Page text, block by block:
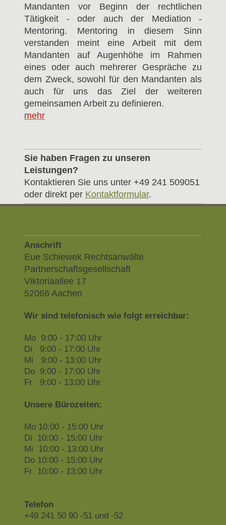
Mandanten vor Beginn der rechtlichen
Tätigkeit - oder auch der Mediation -
Mentoring. Mentoring in diesem Sinn
verstanden meint eine Arbeit mit dem
Mandanten auf Augenhöhe im Rahmen
eines oder auch mehrerer Gespräche zu
dem Zweck, sowohl für den Mandanten als
auch für uns das Ziel der weiteren
gemeinsamen Arbeit zu definieren.
mehr
Sie haben Fragen zu unseren
Leistungen?
Kontaktieren Sie uns unter +49 241 509051
oder direkt per Kontaktformular.
Anschrift
Eue Schiewek Rechtsanwälte
Partnerschaftsgesellschaft
Viktoriaallee 17
52066 Aachen
Wir sind telefonisch wie folgt erreichbar:
Mo 9:00 - 17:00 Uhr
Di 9:00 - 17:00 Uhr
Mi 9:00 - 13:00 Uhr
Do 9:00 - 17:00 Uhr
Fr 9:00 - 13:00 Uhr
Unsere Bürozeiten:
Mo 10:00 - 15:00 Uhr
Di 10:00 - 15:00 Uhr
Mi 10:00 - 13:00 Uhr
Do 10:00 - 15:00 Uhr
Fr 10:00 - 13:00 Uhr
Telefon
+49 241 50 90 -51 und -52